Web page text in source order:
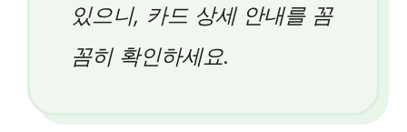
있으니, 카드 상세 안내를 꼼
꼼히 확인하세요.